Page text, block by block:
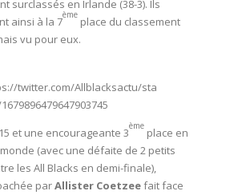
surclassés en Irlande (38-3). Ils
ainsi à la 7
ème
place du classement
vu pour eux.
twitter.com/Allblacksactu/sta
et une encourageante 3
ème
place en
(avec une défaite de 2 petits
les All Blacks en demi-finale),
parAllister Coetzeefait face